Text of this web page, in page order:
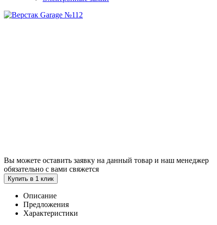
Вы можете оставить заявку на данный товар и наш менеджер
обязательно с вами свяжется
Купить в 1 клик
Описание
Предложения
Характеристики